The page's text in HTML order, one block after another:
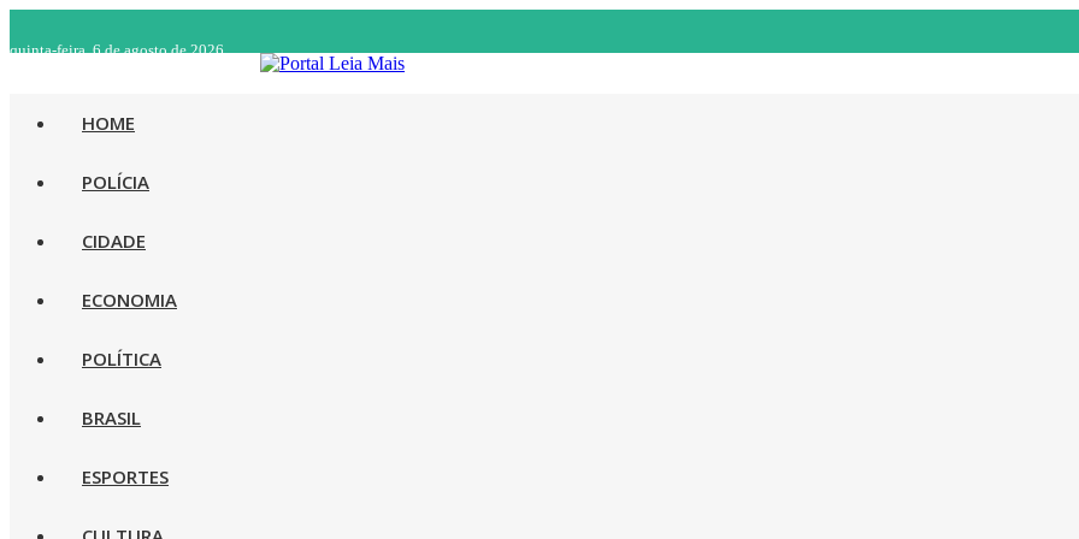
quinta-feira, 6 de agosto de 2026
HOME
POLÍCIA
CIDADE
ECONOMIA
POLÍTICA
BRASIL
ESPORTES